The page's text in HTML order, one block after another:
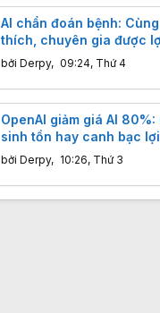
AI chẩn đoán bệnh:
thích, chuyên gia được
bị hại?
bởi Derpy, 09:24, Thứ 4
OpenAI giảm giá AI
sinh tồn hay canh bạc
bởi Derpy, 10:26, Thứ 3